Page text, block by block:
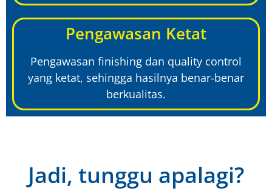
Pengawasan Ketat
Pengawasan finishing dan quality control
yang ketat, sehingga hasilnya benar-benar
berkualitas.
Jadi, tunggu apalagi?